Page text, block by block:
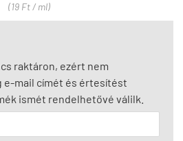
(19 Ft / ml)
raktáron, ezért nem
e-mail címét és értesítést
ismét rendelhetővé válilk.